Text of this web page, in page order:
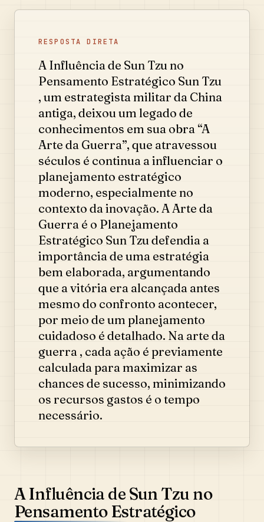
RESPOSTA DIRETA
A Influência de Sun Tzu no
Pensamento Estratégico Sun Tzu
, um estrategista militar da China
antiga, deixou um legado de
conhecimentos em sua obra “A
Arte da Guerra”, que atravessou
séculos é continua a influenciar o
planejamento estratégico
moderno, especialmente no
contexto da inovação. A Arte da
Guerra é o Planejamento
Estratégico Sun Tzu defendia a
importância de uma estratégia
bem elaborada, argumentando
que a vitória era alcançada antes
mesmo do confronto acontecer,
por meio de um planejamento
cuidadoso é detalhado. Na arte da
guerra , cada ação é previamente
calculada para maximizar as
chances de sucesso, minimizando
os recursos gastos é o tempo
necessário.
A Influência de Sun Tzu no
Pensamento Estratégico